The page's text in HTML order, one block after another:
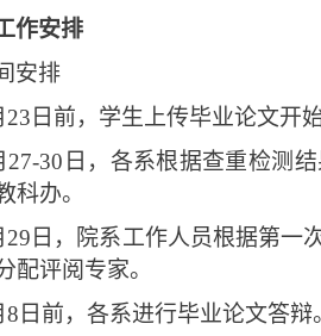
作安排
安排
23日前，学生上传毕业论文开
27-30日，各系根据查重检测
科办。
29日，院系工作人员根据第一
配评阅专家。
8日前，各系进行毕业论文答辩